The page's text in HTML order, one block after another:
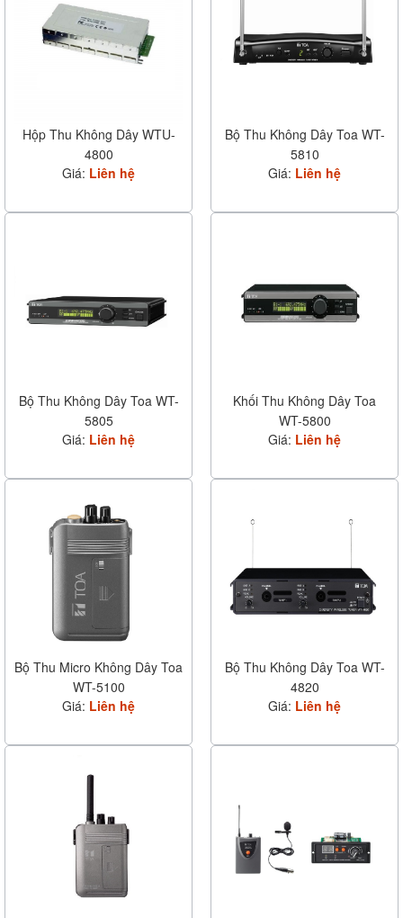
Hộp Thu Không Dây WTU-
4800
Giá: Liên hệ
Bộ Thu Không Dây Toa WT-
5810
Giá: Liên hệ
Bộ Thu Không Dây Toa WT-
5805
Giá: Liên hệ
Khối Thu Không Dây Toa
WT-5800
Giá: Liên hệ
Bộ Thu Micro Không Dây Toa
WT-5100
Giá: Liên hệ
Bộ Thu Không Dây Toa WT-
4820
Giá: Liên hệ